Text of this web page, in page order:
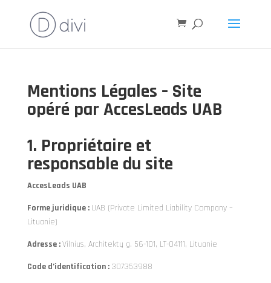
Mentions Légales – Site
opéré par AccesLeads UAB
1. Propriétaire et
responsable du site
AccesLeads UAB
Forme juridique : UAB (Private Limited Liability Company –
Lituanie)
Adresse :Vilnius, Architektų g. 56-101, LT-04111, Lituanie
Code d’identification : 307353988